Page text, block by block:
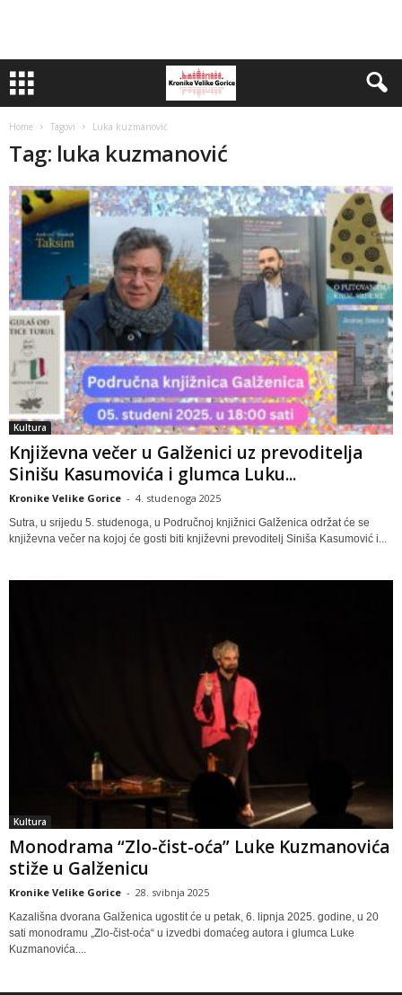
Home Tagovi Luka kuzmanović
Tag: luka kuzmanović
Kultura
Književna večer u Galženici uz prevoditelja
Sinišu Kasumovića i glumca Luku...
Kronike Velike Gorice - 4. studenoga 2025
Sutra, u srijedu 5. studenoga, u Područnoj knjižnici Galženica održat će se
književna večer na kojoj će gosti biti književni prevoditelj Siniša Kasumović i...
Kultura
Monodrama “Zlo-čist-oća” Luke Kuzmanovića
stiže u Galženicu
Kronike Velike Gorice - 28. svibnja 2025
Kazališna dvorana Galženica ugostit će u petak, 6. lipnja 2025. godine, u 20
sati monodramu „Zlo-čist-oća“ u izvedbi domaćeg autora i glumca Luke
Kuzmanovića....